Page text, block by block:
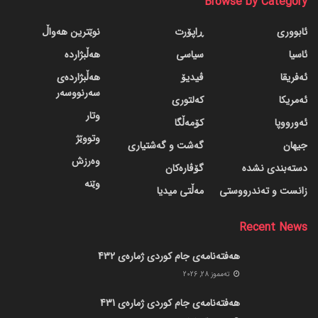
ئابووری
ئاسیا
ئەفریقا
ئەمریکا
ئەورووپا
جیهان
دسته‌بندی نشده
زانست و تەندرووستی
ڕاپۆرت
سیاسی
ڤیدیۆ
کەلتوری
کۆمەڵگا
گه‌شت و گه‌شتیاری
گۆڤاره‌کان
مەڵتی میدیا
نوێترین هەواڵ
هەڵبژاردە
هەڵبژاردەی
سەرنووسەر
وتار
وتووێژ
وەرزش
وێنە
Recent News
هەفتەنامەی جام کوردی ژمارەی 432
ته‌مموز 28, 2026
هەفتەنامەی جام کوردی ژمارەی 431